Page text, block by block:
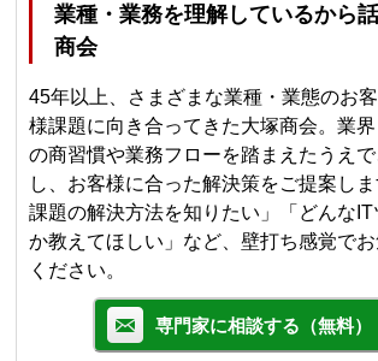
業種・業務を理解しているから
商会
45年以上、さまざまな業種・業態のお客
様課題に向き合ってきた大塚商会。業界
の商習慣や業務フローを踏まえたうえ
し、お客様に合った解決策をご提案し
課題の解決方法を知りたい」「どんな
か教えてほしい」など、壁打ち感覚で
ください。
専門家に相談する（無料）